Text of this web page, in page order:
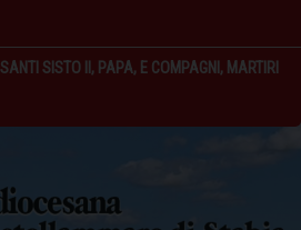
SANTI SISTO II, PAPA, E COMPAGNI, MARTIRI